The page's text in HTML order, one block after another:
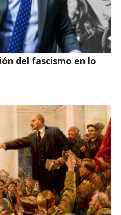
del fascismo en lo